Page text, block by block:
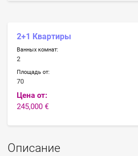
2+1 Квартиры
Ванных комнат:
2
Площадь от:
70
Цена от:
245,000 €
Описание